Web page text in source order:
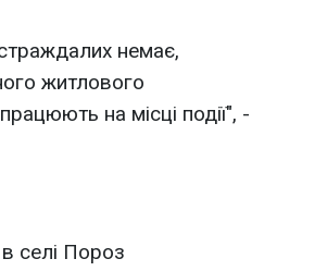
немає,
житлового
на місці події", -
селі Пороз